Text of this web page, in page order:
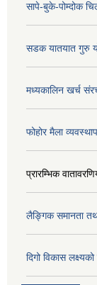
सापे-बुके-पोम्दोक
सडक यातयात गुरु
मध्यकालिन खर्च
फोहोर मैला
प्रारम्भिक
लैङ्‍गिक समानता
दिगो विकास